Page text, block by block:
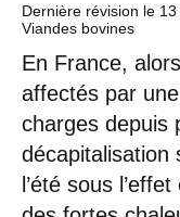
Dernière révision le
Viandes bovines
En France,
affectés par
charges depuis
décapitalisation
l’été sous